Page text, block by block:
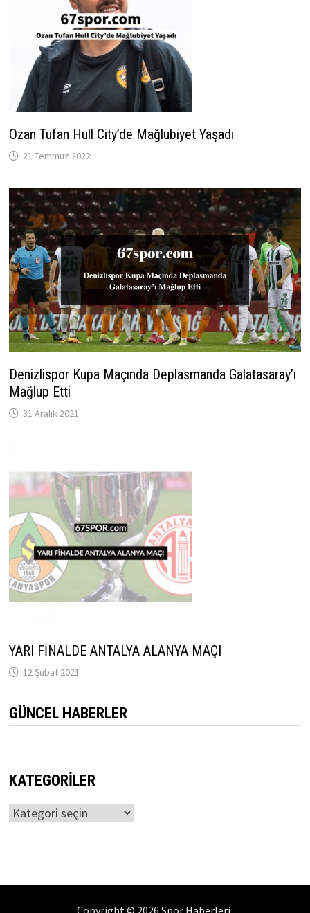
Ozan Tufan Hull City’de Mağlubiyet Yaşadı
21 Temmuz 2022
Denizlispor Kupa Maçında Deplasmanda Galatasaray’ı
Mağlup Etti
31 Aralık 2021
YARI FİNALDE ANTALYA ALANYA MAÇI
12 Şubat 2021
GÜNCEL HABERLER
KATEGORILER
Kategoriler
Copyright © 2026Spor Haberleri